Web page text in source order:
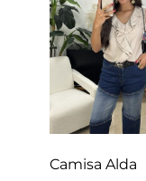
Camisa Alda